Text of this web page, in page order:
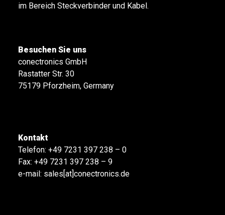
im Bereich Steckverbinder und Kabel.
Besuchen Sie uns
conectronics GmbH
Rastatter Str. 30
75179 Pforzheim, Germany
Kontakt
Telefon: +49 7231 397 238 – 0
Fax: +49 7231 397 238 – 9
e-mail: sales[at]conectronics.de